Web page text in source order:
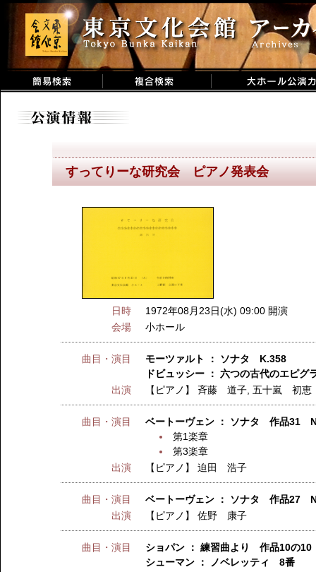
すってりーな研究会 ピアノ発表会
日時
1972年08月23日(水) 09:00 開演
会場
小ホール
曲目・演目
モーツァルト ： ソナタ K.358
ドビュッシー ： 六つの古代のエピグ
出演
【ピアノ】斉藤 道子 ,五十嵐 初恵
曲目・演目
ベートーヴェン ： ソナタ 作品31
第1楽章
第3楽章
出演
【ピアノ】迫田 浩子
曲目・演目
ベートーヴェン ： ソナタ 作品27
出演
【ピアノ】佐野 康子
曲目・演目
ショパン ： 練習曲より 作品10の10
シューマン ： ノベレッティ 8番